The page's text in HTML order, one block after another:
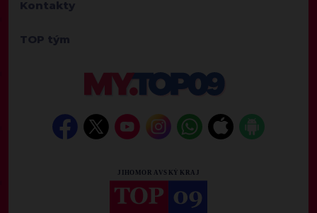
Kontakty
TOP tým